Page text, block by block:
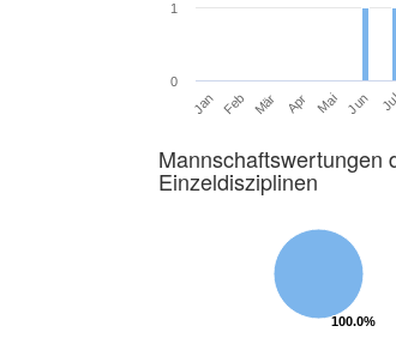
Jan Feb Mär Apr Mai Jun
0
1
Mannschaftswertungen
Einzeldisziplinen
100.0%
100.0%